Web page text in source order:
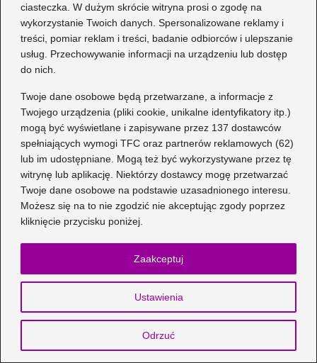
ciasteczka. W dużym skrócie witryna prosi o zgodę na
wykorzystanie Twoich danych. Spersonalizowane reklamy i
treści, pomiar reklam i treści, badanie odbiorców i ulepszanie
usług. Przechowywanie informacji na urządzeniu lub dostęp
do nich.
Twoje dane osobowe będą przetwarzane, a informacje z
Twojego urządzenia (pliki cookie, unikalne identyfikatory itp.)
mogą być wyświetlane i zapisywane przez 137 dostawców
spełniających wymogi TFC oraz partnerów reklamowych (62)
lub im udostępniane. Mogą też być wykorzystywane przez tę
witrynę lub aplikację. Niektórzy dostawcy mogę przetwarzać
Twoje dane osobowe na podstawie uzasadnionego interesu.
Możesz się na to nie zgodzić nie akceptując zgody poprzez
kliknięcie przycisku poniżej.
Ustawienia
Odrzuć
Zaakceptuj
Czy Bourjois testuje kosmetyki na
zwierzętach — co warto wiedzieć?